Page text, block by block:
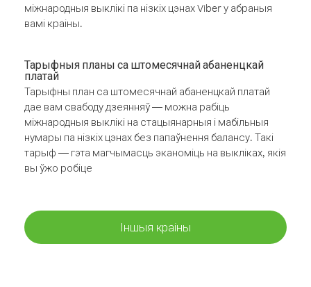
міжнародныя выклікі па нізкіх цэнах Viber у абраныя
вамі краіны.
Тарыфныя планы са штомесячнай абаненцкай
платай
Тарыфны план са штомесячнай абаненцкай платай
дае вам свабоду дзеянняў — можна рабіць
міжнародныя выклікі на стацыянарныя і мабільныя
нумары па нізкіх цэнах без папаўнення балансу. Такі
тарыф — гэта магчымасць эканоміць на выкліках, якія
вы ўжо робіце
Іншыя краіны